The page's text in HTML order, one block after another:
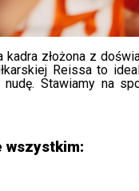
złożona z
Reissa to
Stawiamy na
wszystkim: